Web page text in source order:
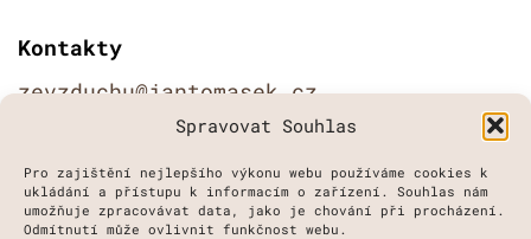
Spravovat Souhlas
Pro zajištění nejlepšího výkonu webu používáme cookies k
ukládání a přístupu k informacím o zařízení. Souhlas nám
umožňuje zpracovávat data, jako je chování při procházení.
Odmítnutí může ovlivnit funkčnost webu.
Kontakty
zevzduchu@jantomasek.cz
(8:00 až 15:00 hod)